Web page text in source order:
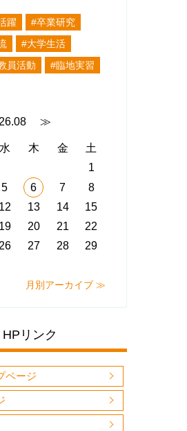
躍
#卒業研究
#大学生活
員活動
#臨地実習
≫
水 木 金
土
1
5 6 7
8
12 13 14
15
19 20 21
22
26 27 28
29
月別アーカイブ ≫
リンク
ページ